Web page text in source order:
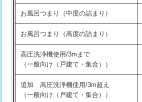
式）)
交換・取付(混合水栓（壁付・デッキ
式・ワンホール）)
交換・取付(排水栓・排水トラップ
（P/S/ポップアップ））
交換・取付（その他部品）
お風呂つまり（中度の詰まり）
お風呂つまり（高度の詰まり）
高圧洗浄機使用/3mまで
（一般向け（戸建て・集合））
追加 高圧洗浄機使用/3m超え
（一般向け（戸建て・集合））